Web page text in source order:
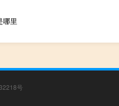
哪里
号